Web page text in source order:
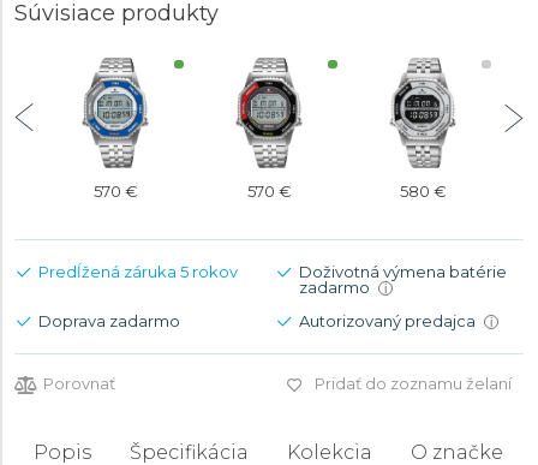
Súvisiace produkty
570 € 570 € 580 €
Predĺžená záruka 5 rokov
Doživotná výmena batérie
zadarmo
i
Doprava zadarmo Autorizovaný predajca i
Porovnať Pridať do zoznamu želaní
Popis Špecifikácia Kolekcia O značke